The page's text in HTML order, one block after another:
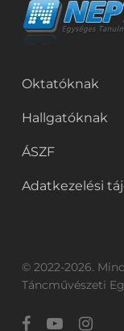
Oktatóknak
Hallgatóknak
ÁSZF
Adatkezelési
© 2022-2026.
Táncművészeti
facebookyoutube